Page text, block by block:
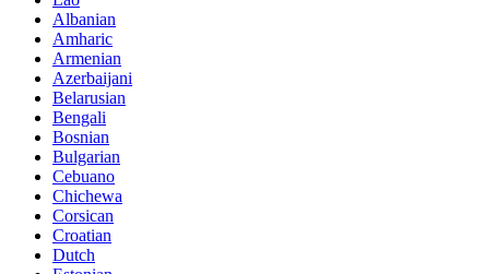
Albanian
Amharic
Armenian
Azerbaijani
Belarusian
Bengali
Bosnian
Bulgarian
Cebuano
Chichewa
Corsican
Croatian
Dutch